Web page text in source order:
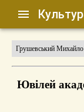
Грушевський Михайло
Ювілей